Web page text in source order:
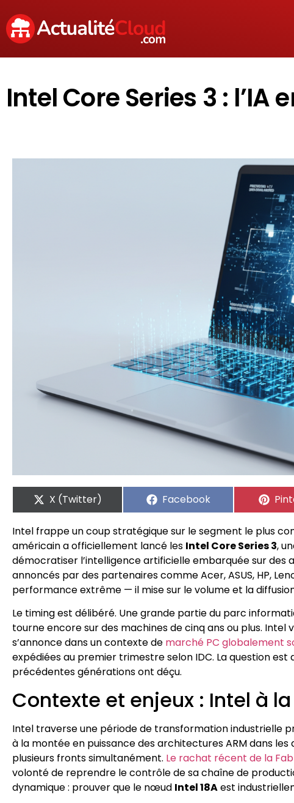
Intel Core Series 3 :
X (Twitter) Facebook
Intel frappe un coup stratégique sur le segment le plus
américain a officiellement lancé les Intel Core Series 3,
démocratiser l’intelligence artificielle embarquée sur des
annoncés par des partenaires comme Acer, ASUS, HP,
performance extrême — il mise sur le volume et la
Le timing est délibéré. Une grande partie du parc
tourne encore sur des machines de cinq ans ou plus.
s’annonce dans un contexte de marché PC globalement
expédiées au premier trimestre selon IDC. La question est
précédentes générations ont déçu.
Contexte et enjeux : Intel à
Intel traverse une période de transformation industrielle
à la montée en puissance des architectures ARM dans
plusieurs fronts simultanément. Le rachat récent de la
volonté de reprendre le contrôle de sa chaîne de
dynamique : prouver que le nœud Intel 18Aest